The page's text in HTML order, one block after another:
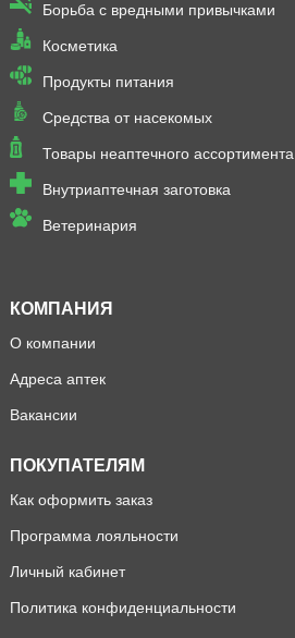
Борьба с вредными привычками
Косметика
Продукты питания
Средства от насекомых
Товары неаптечного ассортимента
Внутриаптечная заготовка
Ветеринария
КОМПАНИЯ
О компании
Адреса аптек
Вакансии
ПОКУПАТЕЛЯМ
Как оформить заказ
Программа лояльности
Личный кабинет
Политика конфиденциальности